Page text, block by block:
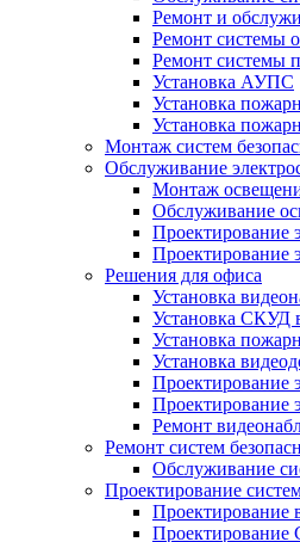
Ремонт и
Ремонт системы
Ремонт системы
Установка АУПС
Установка
Установка
Монтаж систем
Обслуживание
Монтаж
Обслуживание
Проектирование
Проектирование
Решения для офиса
Установка
Установка СКУД
Установка
Установка
Проектирование
Проектирование
Ремонт
Ремонт систем
Обслуживание
Проектирование
Проектирование